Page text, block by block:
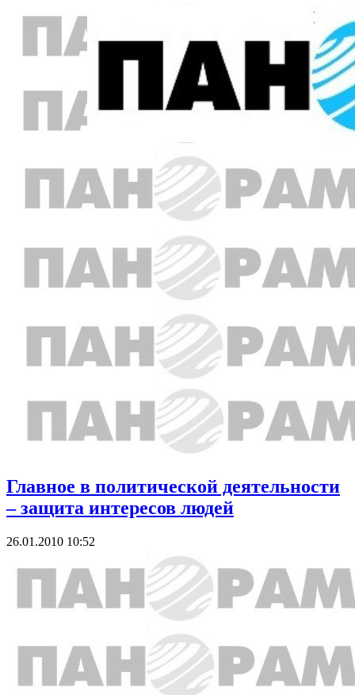
Главное в политической деятельности
– защита интересов людей
26.01.2010 10:52